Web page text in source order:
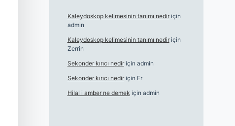
Kaleydoskop kelimesinin tanımı nediriçin
admin
Kaleydoskop kelimesinin tanımı nediriçin
Zerrin
Sekonder kırıcı nediriçin admin
Sekonder kırıcı nediriçin Er
Hilal i amber ne demek için admin